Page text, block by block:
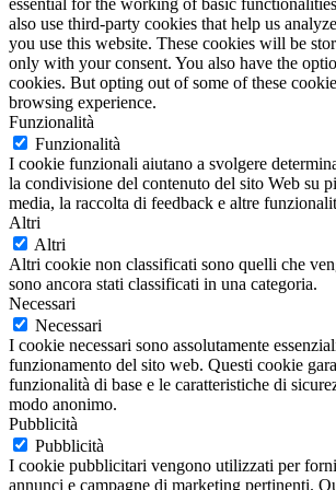
essential for the working of basic
also use third-party cookies that help us
you use this website. These cookies will be
only with your consent. You also have the
cookies. But opting out of some of these
browsing experience.
Funzionalità
Funzionalità
I cookie funzionali aiutano a svolgere
la condivisione del contenuto del sito Web su
media, la raccolta di feedback e altre
Altri
Altri
Altri cookie non classificati sono quelli che
sono ancora stati classificati in una categoria.
Necessari
Necessari
I cookie necessari sono assolutamente
funzionamento del sito web. Questi cookie
funzionalità di base e le caratteristiche di
modo anonimo.
Pubblicità
Pubblicità
I cookie pubblicitari vengono utilizzati per
annunci e campagne di marketing pertinenti.